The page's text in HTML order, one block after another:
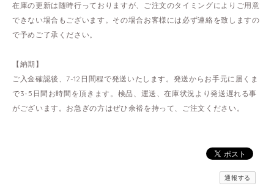
在庫の更新は随時行っておりますが、ご注文のタイミングによりご用意
できない場合もございます。その場合お客様には必ず連絡を致しますの
で予めご了承ください。
【納期】
ご入金確認後、7-12日間程で発送いたします。発送からお手元に届くま
で3-5日間お時間を頂きます。検品、運送、在庫状況より発送遅れる事
がございます。お急ぎの方はぜひ余裕を持って、ご注文ください。
通報する